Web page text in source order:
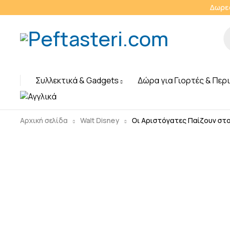
Συλλεκτικά & Gadgets Δώρα για Γιορτές &
Αρχική σελίδα Walt Disney Οι Αριστόγατες Παίζουν